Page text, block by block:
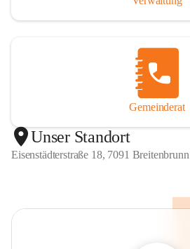
Gemeinderat
Unser Standort
Eisenstädterstraße 18, 7091